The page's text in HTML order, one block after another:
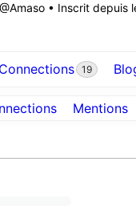
@Amaso • Inscrit depuis
Connections 19
Mentions